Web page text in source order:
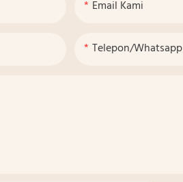
Email Kami
Telepon/whatsapp